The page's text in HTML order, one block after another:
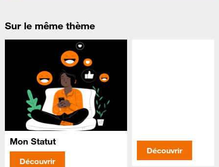
Sur le même thème
Mon Statut
Découvrir
Découvrir